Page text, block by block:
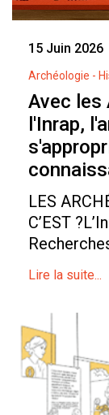
15 Juin 2026
Archéologie -
Avec les
l'Inrap,
LES
C’EST
Lire la suite...